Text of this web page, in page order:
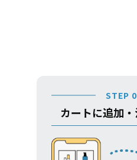
STEP
カートに追加